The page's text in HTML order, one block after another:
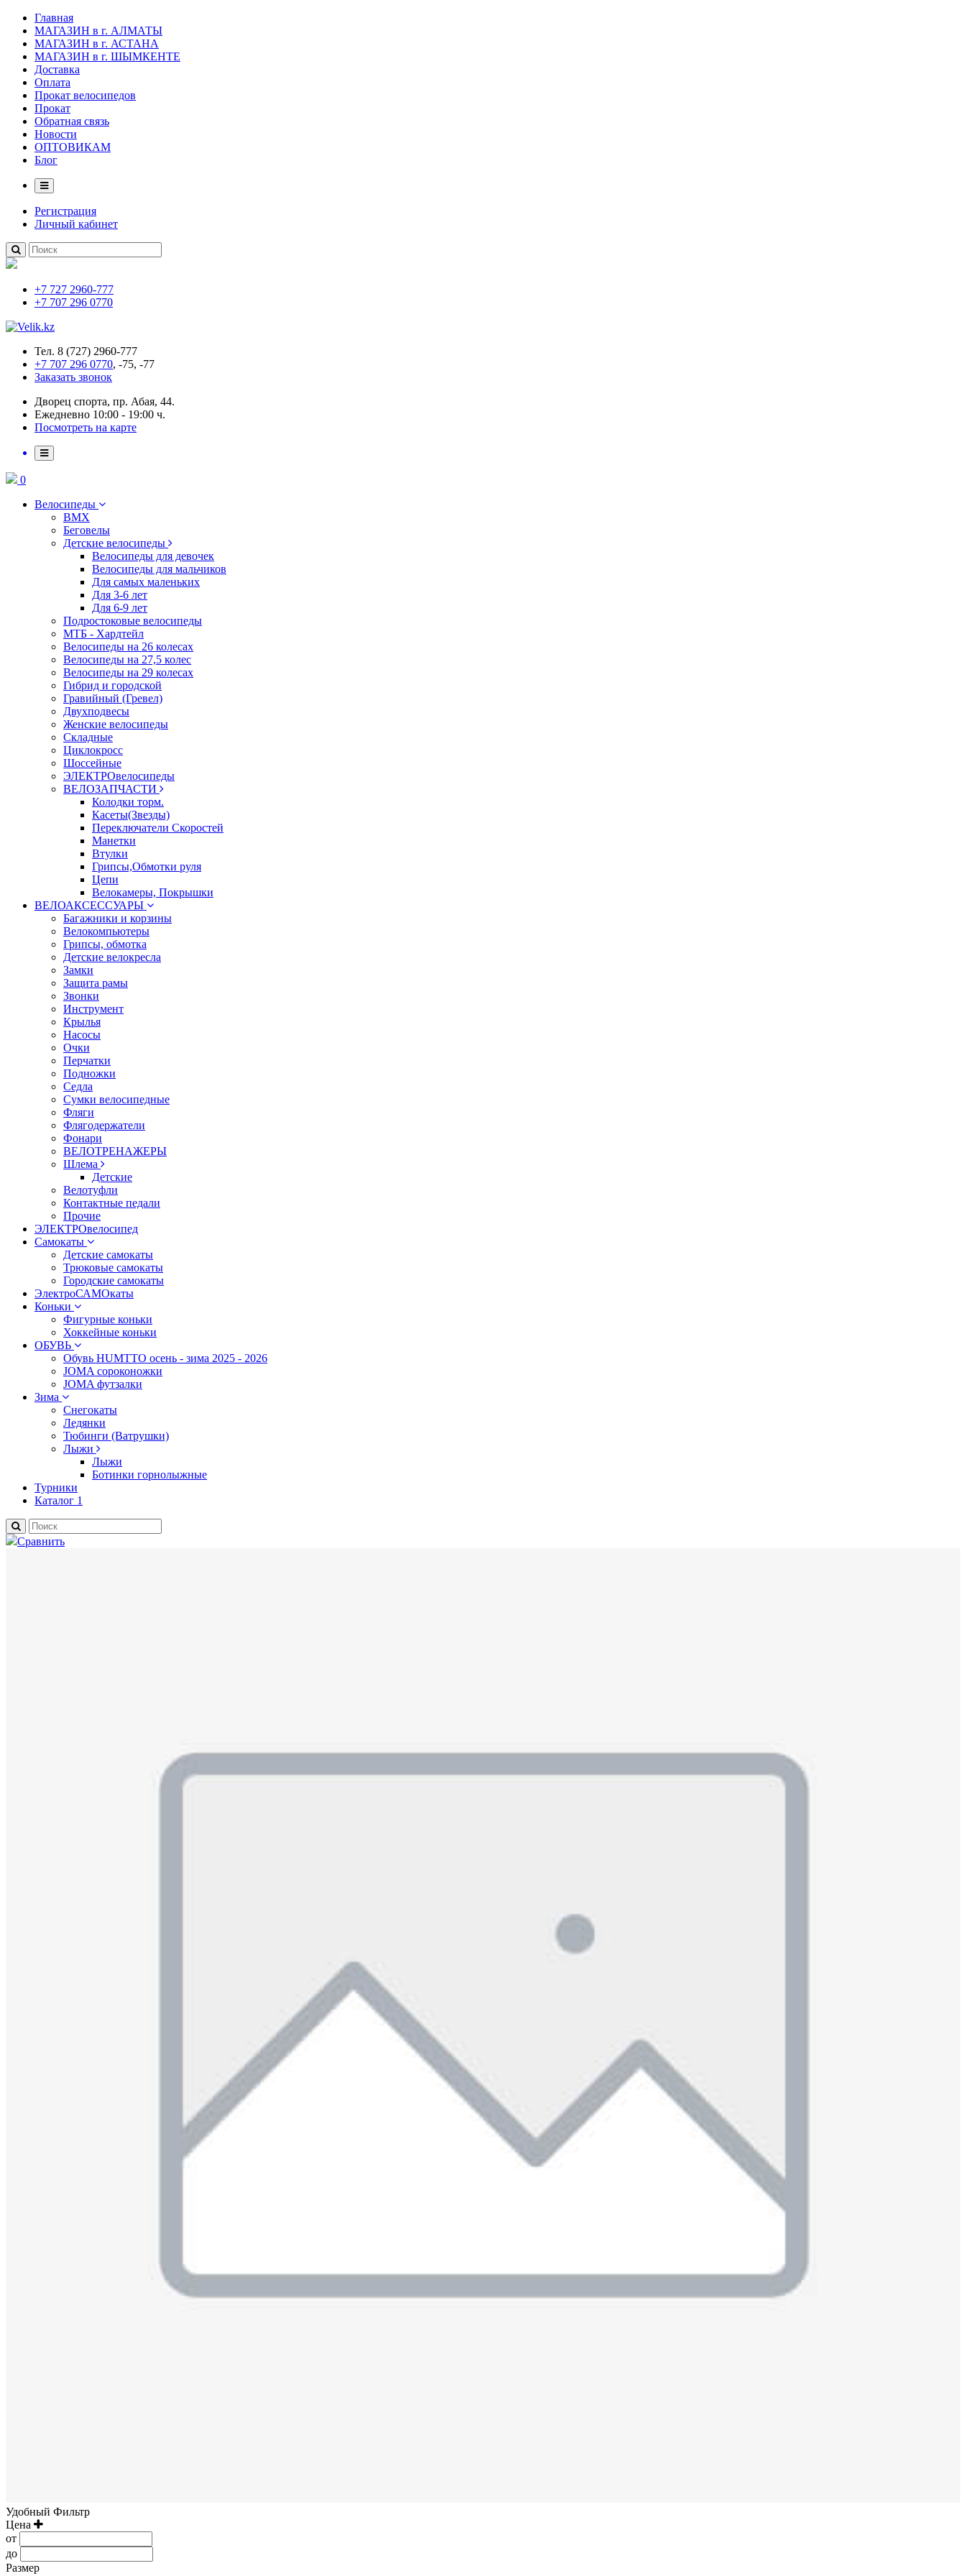
Главная
МАГАЗИН в г. АЛМАТЫ
МАГАЗИН в г. АСТАНА
МАГАЗИН в г. ШЫМКЕНТЕ
Доставка
Оплата
Прокат велосипедов
Прокат
Обратная связь
Новости
ОПТОВИКАМ
Блог
Регистрация
Личный кабинет
+7 727 2960-777
+7 707 296 0770
Тел. 8 (727) 2960-777
+7 707 296 0770, -75, -77
Заказать звонок
Дворец спорта, пр. Абая, 44.
Ежедневно 10:00 - 19:00 ч.
Посмотреть на карте
0
Велосипеды
BMX
Беговелы
Детские велосипеды
Велосипеды для девочек
Велосипеды для мальчиков
Для самых маленьких
Для 3-6 лет
Для 6-9 лет
Подростоковые велосипеды
МТБ - Хардтейл
Велосипеды на 26 колесах
Велосипеды на 27,5 колес
Велосипеды на 29 колесах
Гибрид и городской
Гравийный (Гревел)
Двухподвесы
Женские велосипеды
Складные
Циклокросс
Шоссейные
ЭЛЕКТРОвелосипеды
ВЕЛОЗАПЧАСТИ
Колодки торм.
Касеты(Звезды)
Переключатели Скоростей
Манетки
Втулки
Грипсы,Обмотки руля
Цепи
Велокамеры, Покрышки
ВЕЛОАКСЕССУАРЫ
Багажники и корзины
Велокомпьютеры
Грипсы, обмотка
Детские велокресла
Замки
Защита рамы
Звонки
Инструмент
Крылья
Насосы
Очки
Перчатки
Подножки
Седла
Сумки велосипедные
Фляги
Флягодержатели
Фонари
ВЕЛОТРЕНАЖЕРЫ
Шлема
Детские
Велотуфли
Контактные педали
Прочие
ЭЛЕКТРОвелосипед
Самокаты
Детские самокаты
Трюковые самокаты
Городские самокаты
ЭлектроСАМОкаты
Коньки
Фигурные коньки
Хоккейные коньки
ОБУВЬ
Обувь HUMTTO осень - зима 2025 - 2026
JOMA сороконожки
JOMA футзалки
Зима
Снегокаты
Ледянки
Тюбинги (Ватрушки)
Лыжи
Лыжи
Ботинки горнолыжные
Турники
Каталог 1
Сравнить
Удобный Фильтр
Цена
от
до
Размер